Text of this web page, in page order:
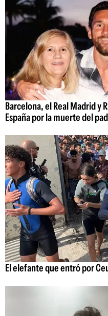
Barcelona, el Real Madrid y
España por la muerte del
El elefante que entró por